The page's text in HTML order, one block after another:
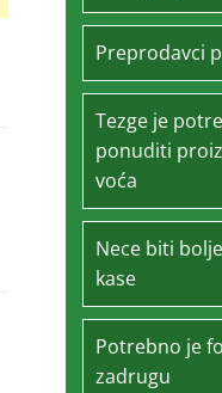
Preprodavci
Tezge je
ponuditi
voća
Nece biti
kase
Potrebno je
zadrugu